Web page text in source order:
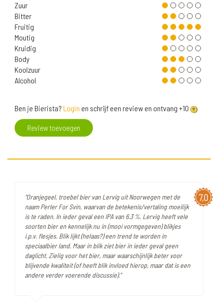
Zuur
Bitter
Fruitig
Moutig
Kruidig
Body
Koolzuur
Alcohol
Ben je Bierista? Login en schrijf een review en ontvang +10
Review toevoegen
7,0
"Oranjegeel, troebel bier van Lervig uit Noorwegen met de
naam Perler For Svin, waarvan de betekenis/vertaling moeilijk
is te raden. In ieder geval een IPA van 6.3 %. Lervig heeft vele
soorten bier en kennelijk nu in (mooi vormgegeven) blikjes
i.p.v. flesjes. Blik lijkt (helaas?) een trend te worden in
speciaalbier land. Maar in blik ziet bier in ieder geval geen
daglicht. Zielig voor het bier, maar waarschijnlijk beter voor
blijvende kwaliteit (of heeft blik invloed hierop, maar dat is een
andere verder voerende discussie)."